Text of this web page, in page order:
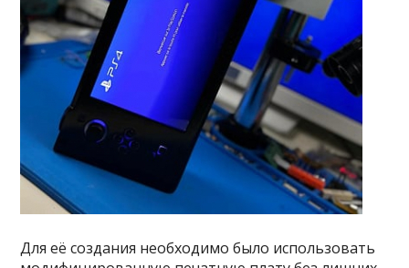
Для её создания необходимо было использовать